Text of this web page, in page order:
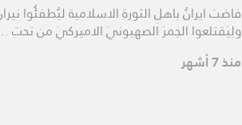
فاضت ايرانُ باهلِ الثورةِ الاسلامية ليُطفئُوا
ولِيَقتلعوا الجمرَ الصهيونيَ الاميركيَ من تحتِ
منذ 7 أشهر